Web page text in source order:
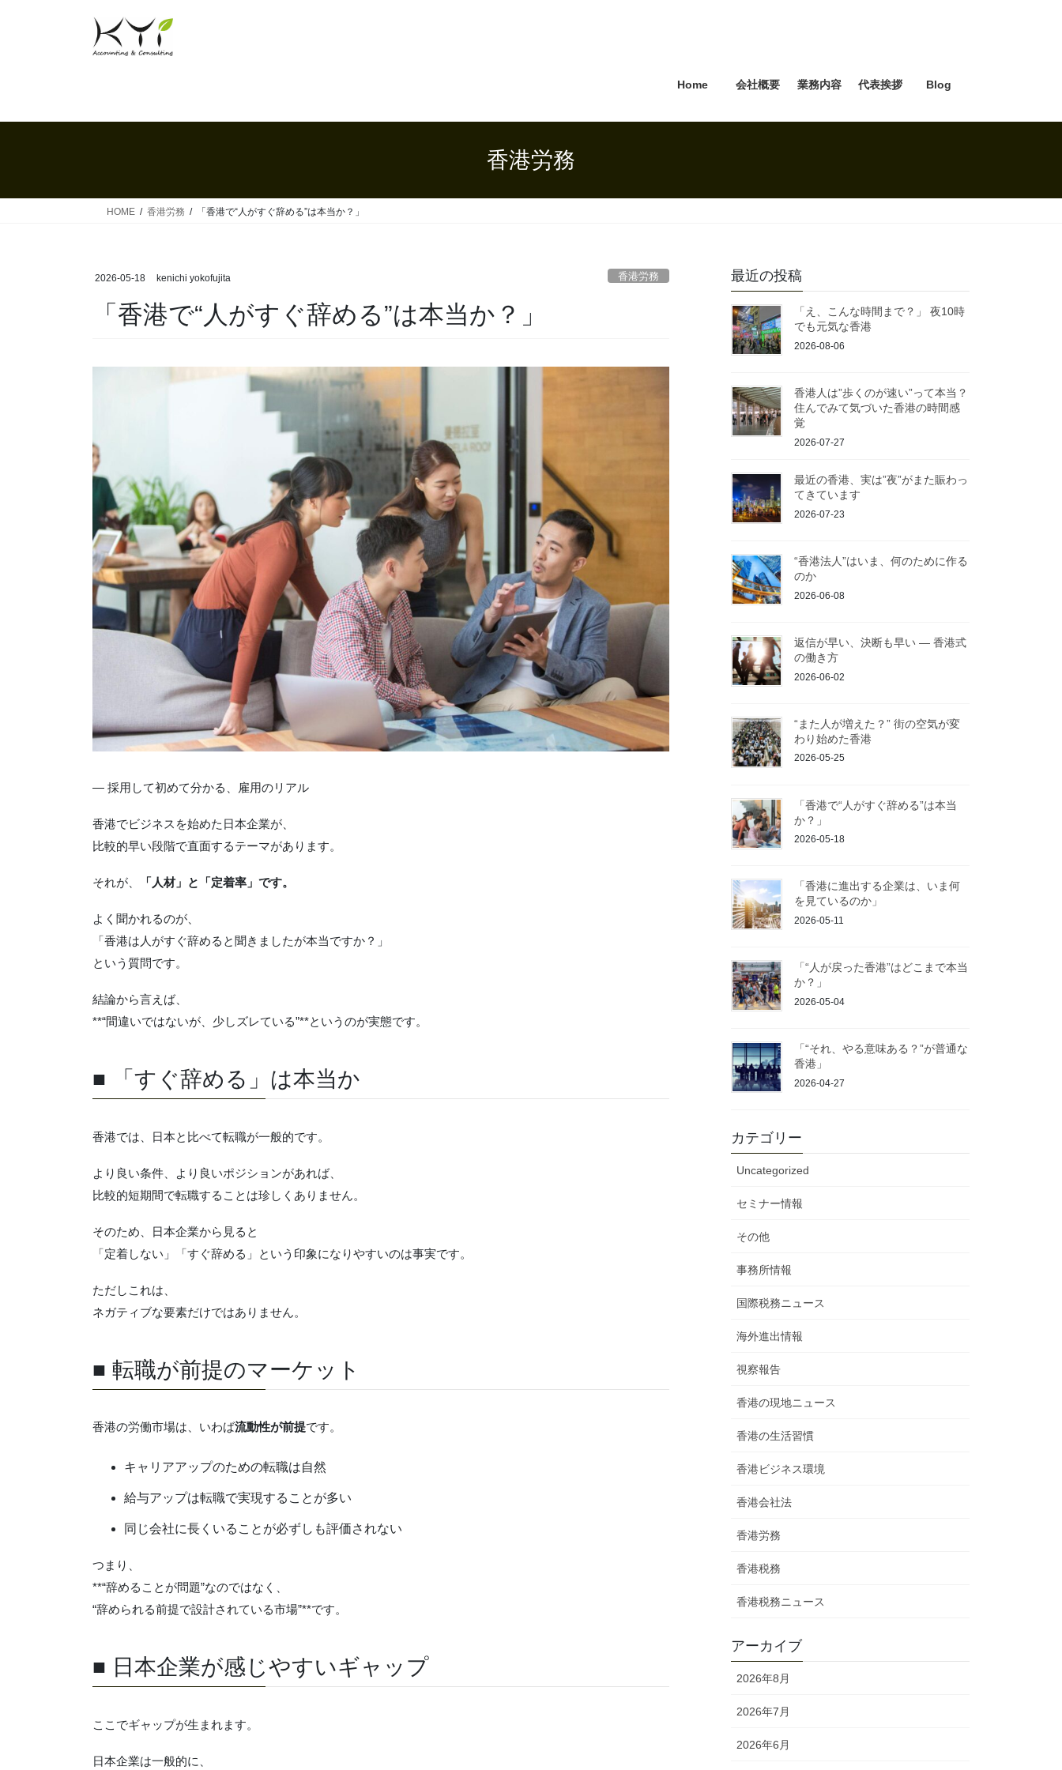
ス
ン
Home 会社概要 業務内容 代表挨拶 Blog
香港労務
HOME 香港労務 「香港で“人がすぐ辞める”は本当か？」
2026-05-18 kenichi yokofujita 香港労務
「香港で“人がすぐ辞める”は本当か？」
― 採用して初めて分かる、雇用のリアル
香港でビジネスを始めた日本企業が、
比較的早い段階で直面するテーマがあります。
それが、 「人材」と「定着率」です。
よく聞かれるのが、
「香港は人がすぐ辞めると聞きましたが本当ですか？」
という質問です。
結論から言えば、
**“間違いではないが、少しズレている”**というのが実態です。
■ 「すぐ辞める」は本当か
香港では、日本と比べて転職が一般的です。
より良い条件、より良いポジションがあれば、
比較的短期間で転職することは珍しくありません。
そのため、日本企業から見ると
「定着しない」「すぐ辞める」という印象になりやすいのは事実です。
ただしこれは、
ネガティブな要素だけではありません。
■ 転職が前提のマーケット
香港の労働市場は、いわば流動性が前提です。
キャリアアップのための転職は自然
給与アップは転職で実現することが多い
同じ会社に長くいることが必ずしも評価されない
つまり、
**“辞めることが問題”なのではなく、
“辞められる前提で設計されている市場”**です。
■ 日本企業が感じやすいギャップ
ここでギャップが生まれます。
日本企業は一般的に、
最近の投稿
「え、こんな時間まで？」 夜10時
でも元気な香港
2026-08-06
香港人は”歩くのが速い”って本当？
住んでみて気づいた香港の時間感
覚
2026-07-27
最近の香港、実は”夜”がまた賑わっ
てきています
2026-07-23
“香港法人”はいま、何のために作る
のか
2026-06-08
返信が早い、決断も早い ― 香港式
の働き方
2026-06-02
“また人が増えた？” 街の空気が変
わり始めた香港
2026-05-25
「香港で“人がすぐ辞める”は本当
か？」
2026-05-18
「香港に進出する企業は、いま何
を見ているのか」
2026-05-11
「“人が戻った香港”はどこまで本当
か？」
2026-05-04
「“それ、やる意味ある？”が普通な
香港」
2026-04-27
カテゴリー
Uncategorized
セミナー情報
その他
事務所情報
国際税務ニュース
海外進出情報
視察報告
香港の現地ニュース
香港の生活習慣
香港ビジネス環境
香港会社法
香港労務
香港税務
香港税務ニュース
アーカイブ
2026年8月
2026年7月
2026年6月